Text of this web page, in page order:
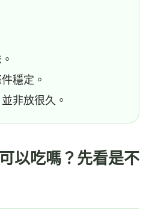
穩定。
非放很久。
以吃嗎？先看是不